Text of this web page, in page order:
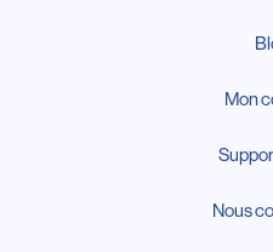
Mon
Nous